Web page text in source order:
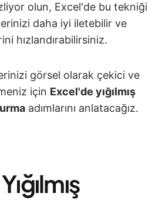
olun, Excel'de bu tekniği
daha iyi iletebilir ve
hızlandırabilirsiniz.
görsel olarak çekici ve
için Excel'de yığılmış
adımlarını anlatacağız.